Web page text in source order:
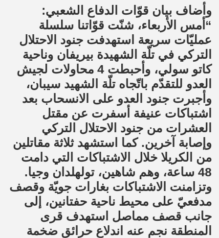
وأضاف بيان قوّات الدفاع الشعبي:
“أمس الأربعاء، شنّت قوّاتنا سلسلة
عمليّات سريعة استهدفت جنود الاحتلال
التركي في تلّة الشهيدة بيريفان وناحية
كاتو سولي، وأحبطت 4 محاولات لجيش
العدو للتقدّم باتّجاه تلّة الشهيد سيبان،
وأجبرت جنود العدو على الانسحاب بعد
اشتباكات عنيفة أسفرت عن مقتل
العشرات من جنود الاحتلال التركي
وإصابة آخرين. كما استشهد ثلاثة مقاتلين
من الكريلا خلال الاشتباكات التي دامت
48 ساعة، وهم شاهين، تولهلدان وجيا.
وتزامنت الاشتباكات بغارات جويّة وقصف
مدفعيّ على محيط ناحية حفتانين، إلى
جانب قصف مماصل استهدف قرى
المنطقة نجم عنه اندلاع حرائق ضخمة